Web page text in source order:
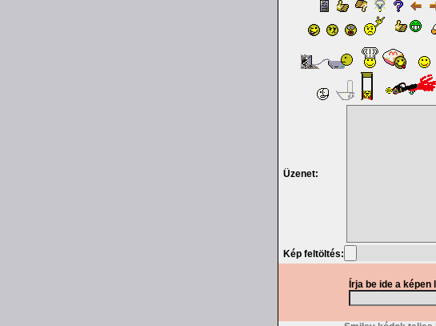
Üzenet:
Kép feltöltés:
Írja be ide a